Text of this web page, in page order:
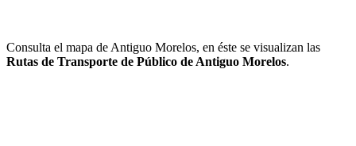
Consulta el mapa de Antiguo Morelos, en éste se visualizan las
Rutas de Transporte de Público de Antiguo Morelos.